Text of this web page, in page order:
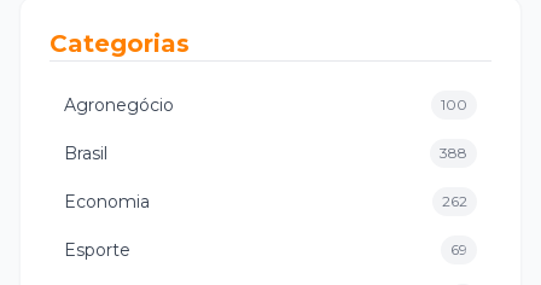
Categorias
Agronegócio 100
Brasil 388
Economia 262
Esporte 69